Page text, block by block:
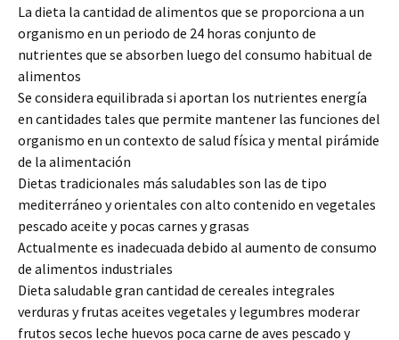
La dieta la cantidad de alimentos que se proporciona a un
organismo en un periodo de 24 horas conjunto de
nutrientes que se absorben luego del consumo habitual de
alimentos
Se considera equilibrada si aportan los nutrientes energía
en cantidades tales que permite mantener las funciones del
organismo en un contexto de salud física y mental pirámide
de la alimentación
Dietas tradicionales más saludables son las de tipo
mediterráneo y orientales con alto contenido en vegetales
pescado aceite y pocas carnes y grasas
Actualmente es inadecuada debido al aumento de consumo
de alimentos industriales
Dieta saludable gran cantidad de cereales integrales
verduras y frutas aceites vegetales y legumbres moderar
frutos secos leche huevos poca carne de aves pescado y